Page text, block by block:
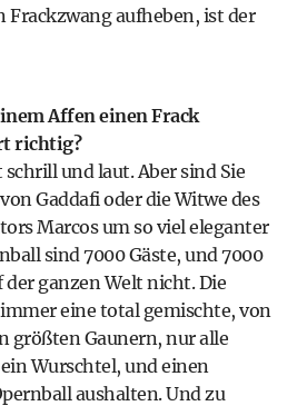
Frackzwang aufheben, ist der
Affen einen Frack
richtig?
und laut. Aber sind Sie
Gaddafi oder die Witwe des
Marcos um so viel eleganter
sind 7000 Gäste, und 7000
der ganzen Welt nicht. Die
eine total gemischte, von
größten Gaunern, nur alle
Wurschtel, und einen
aushalten. Und zu